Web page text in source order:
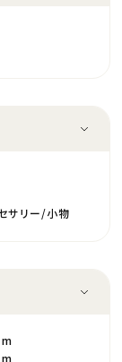
サリー/小物